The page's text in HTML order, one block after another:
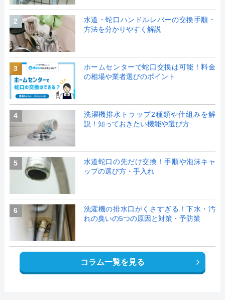
2
水道・蛇口ハンドルレバーの交換手順・
方法を分かりやすく解説
3
ホームセンターで蛇口交換は可能！料金
の相場や業者選びのポイント
4
洗濯機排水トラップ2種類や仕組みを解
説！知っておきたい機能や選び方
5
水道蛇口の先だけ交換！手順や泡沫キャ
ップの選び方・手入れ
6
洗濯機の排水口がくさすぎる！下水・汚
れの臭いの5つの原因と対策・予防策
コラム一覧を見る